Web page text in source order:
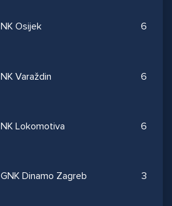
NK Osijek 6
NK Varaždin 6
NK Lokomotiva 6
GNK Dinamo Zagreb 3